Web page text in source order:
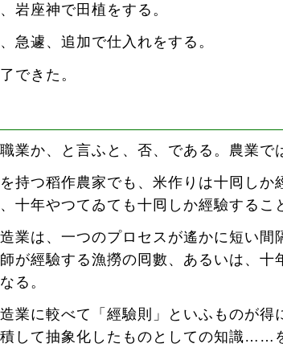
岩座神で田植をする。
急遽、追加で仕入れをする。
できた。
業か、と言ふと、否、である。農業で
持つ稻作農家でも、米作りは十囘し
十年やつてゐても十囘しか經驗するこ
業は、一つのプロセスが遙かに短い
が經驗する漁撈の囘數、あるいは、
る。
業に較べて「經驗則」といふものが
て抽象化したものとしての知識……